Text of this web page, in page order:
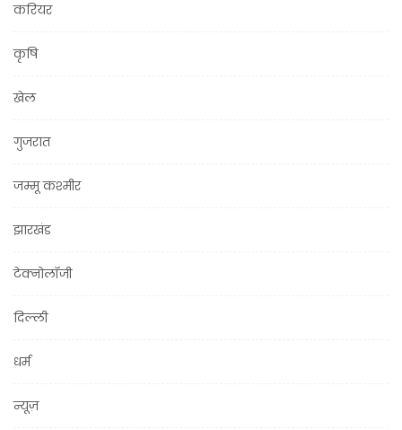
करियर
कृषि
खेल
गुजरात
जम्मू कश्मीर
झारखंड
टेक्नोलॉजी
दिल्ली
धर्म
न्यूज़